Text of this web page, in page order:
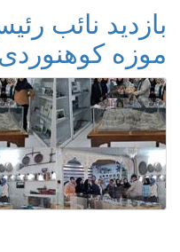
بازدید نائب
موزه کوهنوردی